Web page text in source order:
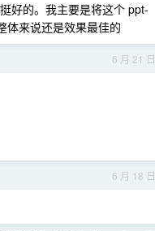
好的。我主要是将这个 ppt-
体来说还是效果最佳的
6 月 21 日
6 月 18 日